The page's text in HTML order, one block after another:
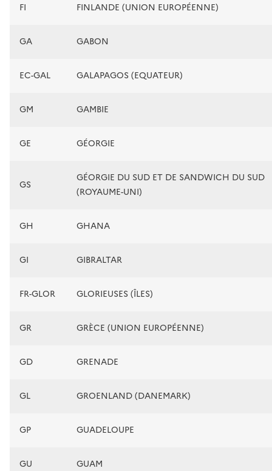
FI FINLANDE (UNION EUROPÉENNE)
GA GABON
EC-GAL GALAPAGOS (EQUATEUR)
GM GAMBIE
GE GÉORGIE
GS
GÉORGIE DU SUD ET DE SANDWICH DU SUD
(ROYAUME-UNI)
GH GHANA
GI GIBRALTAR
FR-GLOR GLORIEUSES (ÎLES)
GR GRÈCE (UNION EUROPÉENNE)
GD GRENADE
GL GROENLAND (DANEMARK)
GP GUADELOUPE
GU GUAM